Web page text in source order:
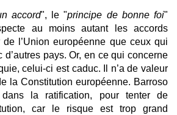
accord", le "principe de bonne foi"
au moins autant les accords
de l’Union européenne que ceux qui
pays. Or, en ce qui concerne
celui-ci est caduc. Il n’a de valeur
la Constitution européenne. Barroso
la ratification, pour tenter de
car le risque est trop grand